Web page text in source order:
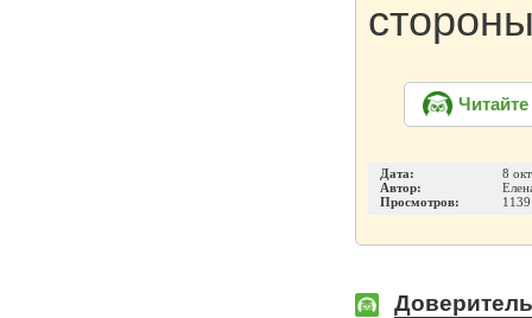
Дата:
8
Автор:
Просмотров:
1139